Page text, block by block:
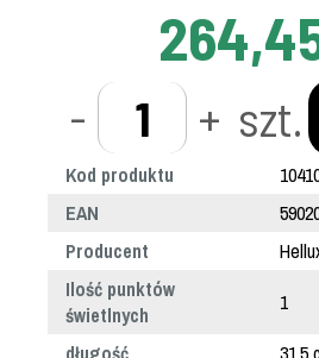
- + szt.
Kod produktu
EAN
Producent
Ilość punktów
świetlnych
1